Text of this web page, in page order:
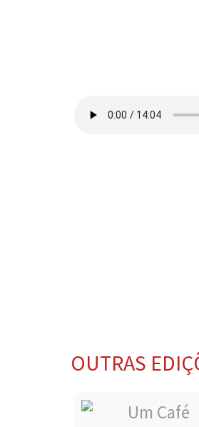
OUTRAS